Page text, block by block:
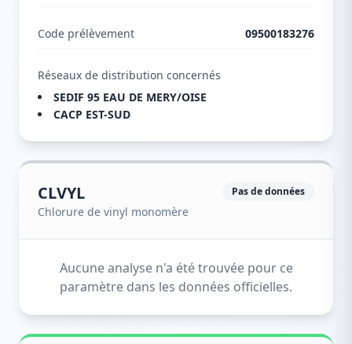
Code prélèvement 09500183276
Réseaux de distribution concernés
SEDIF 95 EAU DE MERY/OISE
CACP EST-SUD
CLVYL
Chlorure de vinyl monomère
Pas de données
Aucune analyse n'a été trouvée pour ce
paramètre dans les données officielles.